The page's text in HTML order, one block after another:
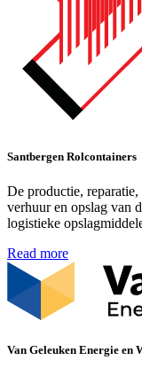
Santbergen Rolcontainers
De productie,
verhuur en opslag van
logistieke
Read more
Van Geleuken Energie en